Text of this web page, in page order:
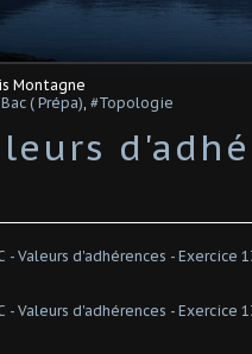
Montagne
( Prépa) #Topologie